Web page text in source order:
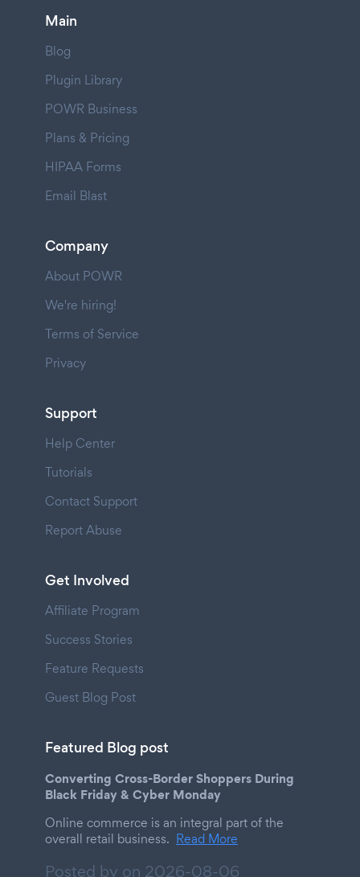
Main
Blog
Plugin Library
POWR Business
Plans & Pricing
HIPAA Forms
Email Blast
Company
About POWR
We're hiring!
Terms of Service
Privacy
Support
Help Center
Tutorials
Contact Support
Report Abuse
Get Involved
Affiliate Program
Success Stories
Feature Requests
Guest Blog Post
Featured Blog post
Converting Cross-Border Shoppers During
Black Friday & Cyber Monday
Online commerce is an integral part of the
overall retail business. Read More
Posted by on 2026-08-06